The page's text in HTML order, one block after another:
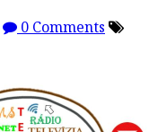
0 Comments